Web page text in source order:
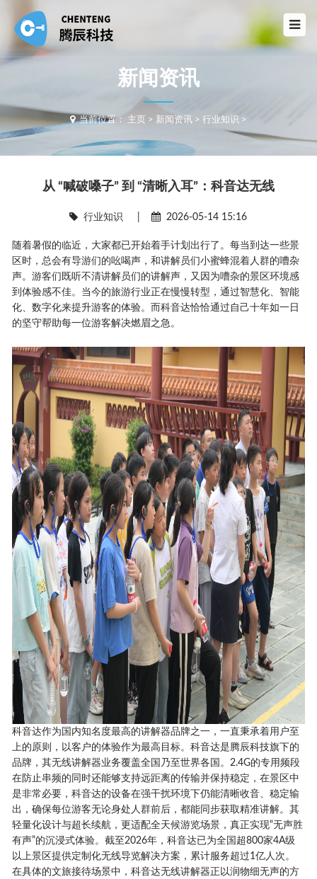
新闻资讯
当前位置： 主页 > 新闻资讯 > 行业知识 >
从 “喊破嗓子” 到 “清晰入耳”：科音达无线
行业知识 2026-05-14 15:16
随着暑假的临近，大家都已开始着手计划出行了。每当到达一些景
区时，总会有导游们的吆喝声，和讲解员们小蜜蜂混着人群的嘈杂
声。游客们既听不清讲解员们的讲解声，又因为嘈杂的景区环境感
到体验感不佳。当今的旅游行业正在慢慢转型，通过智慧化、智能
化、数字化来提升游客的体验。而科音达恰恰通过自己十年如一日
的坚守帮助每一位游客解决燃眉之急。
科音达作为国内知名度最高的讲解器品牌之一，一直秉承着用户至
上的原则，以客户的体验作为最高目标。科音达是腾辰科技旗下的
品牌，其无线讲解器业务覆盖全国乃至世界各国。2.4G的专用频段
在防止串频的同时还能够支持远距离的传输并保持稳定，在景区中
是非常必要，科音达的设备在强干扰环境下仍能清晰收音、稳定输
出，确保每位游客无论身处人群前后，都能同步获取精准讲解。其
轻量化设计与超长续航，更适配全天候游览场景，真正实现“无声胜
有声”的沉浸式体验。截至2026年，科音达已为全国超800家4A级
以上景区提供定制化无线导览解决方案，累计服务超过1亿人次。
在具体的文旅接待场景中，科音达无线讲解器正以润物细无声的方